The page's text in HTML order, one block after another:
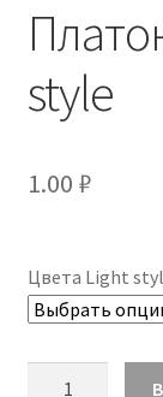
style
1.00 ₽
Цвета Light